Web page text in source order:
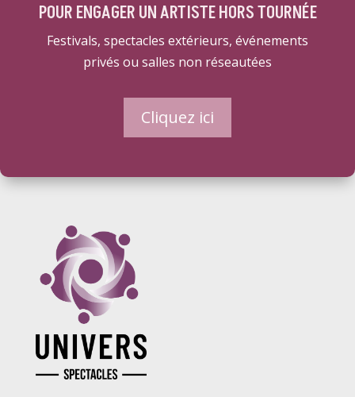
POUR ENGAGER UN ARTISTE HORS TOURNÉE
Festivals, spectacles extérieurs, événements
privés ou salles non réseautées
Cliquez ici